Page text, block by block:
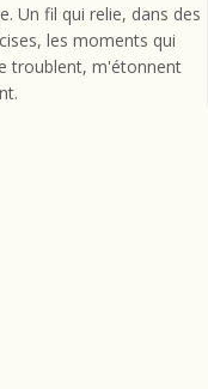
Un fil qui relie, dans des
les moments qui
troublent, m'étonnent